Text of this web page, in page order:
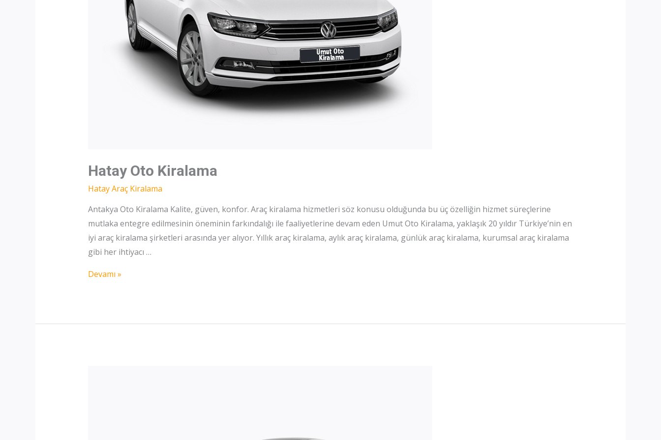
Hatay Oto Kiralama
Hatay Araç Kiralama
Antakya Oto Kiralama Kalite, güven, konfor. Araç kiralama hizmetleri söz konusu olduğunda bu üç özelliğin hizmet süreçlerine
mutlaka entegre edilmesinin öneminin farkındalığı ile faaliyetlerine devam eden Umut Oto Kiralama, yaklaşık 20 yıldır Türkiye’nin en
iyi araç kiralama şirketleri arasında yer alıyor. Yıllık araç kiralama, aylık araç kiralama, günlük araç kiralama, kurumsal araç kiralama
gibi her ihtiyacı …
Hatay
Devamı »